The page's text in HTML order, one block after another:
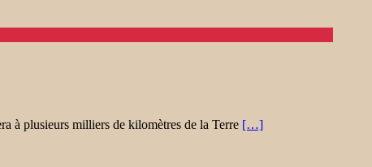
à plusieurs milliers de kilomètres de la Terre […]